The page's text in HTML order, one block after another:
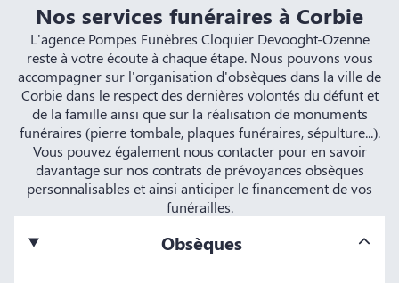
Nos services funéraires à Corbie
L'agence Pompes Funèbres Cloquier Devooght-Ozenne
reste à votre écoute à chaque étape. Nous pouvons vous
accompagner sur l'organisation d'obsèques dans la ville de
Corbie dans le respect des dernières volontés du défunt et
de la famille ainsi que sur la réalisation de monuments
funéraires (pierre tombale, plaques funéraires, sépulture...).
Vous pouvez également nous contacter pour en savoir
davantage sur nos contrats de prévoyances obsèques
personnalisables et ainsi anticiper le financement de vos
funérailles.
Obsèques